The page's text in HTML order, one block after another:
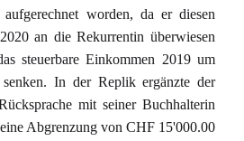
aufgerechnet worden, da er diesen
an die Rekurrentin überwiesen
steuerbare Einkommen 2019 um
In der Replik ergänzte der
mit seiner Buchhalterin
Abgrenzung von CHF 15'000.00